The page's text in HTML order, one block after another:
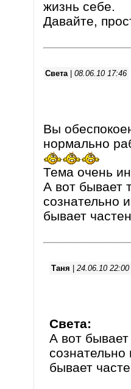
жизнь себе.
Давайте,
Света 08.06.10 17:46
Вы
нормально
Тема очень
А вот бывает
сознательно
бывает
Таня 24.06.10 22:00
Света:
А вот бывает
бывает